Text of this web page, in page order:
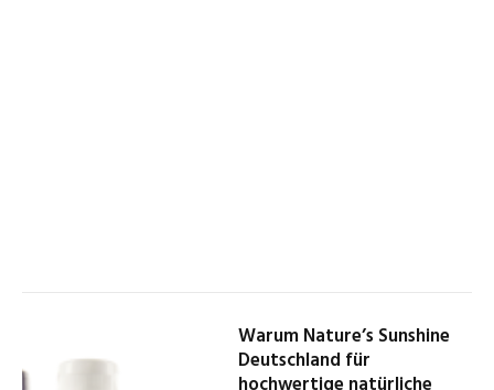
Warum Nature’s Sunshine
Deutschland für